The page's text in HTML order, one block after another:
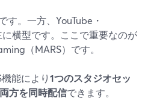
す。一方、YouTube・
横型です。ここで重要なのが
（MARS）です。
能により1つのスタジオセッ
方を同時配信できます。